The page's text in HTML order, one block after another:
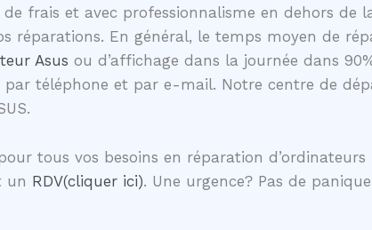
de frais et avec professionnalisme en dehors de
En général, le temps moyen de
Asus ou d’affichage dans la journée dans
par téléphone et par e-mail. Notre centre de
tous vos besoins en réparation d’ordinateurs
un RDV(cliquer ici). Une urgence? Pas de